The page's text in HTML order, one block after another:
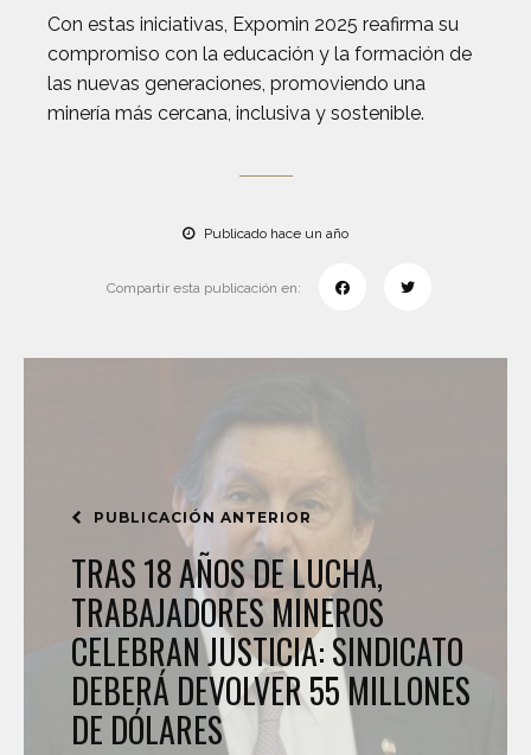
Con estas iniciativas, Expomin 2025 reafirma su
compromiso con la educación y la formación de
las nuevas generaciones, promoviendo una
minería más cercana, inclusiva y sostenible.
Publicado hace un año
Compartir esta publicación en:
PUBLICACIÓN ANTERIOR
TRAS 18 AÑOS DE LUCHA,
TRABAJADORES MINEROS
CELEBRAN JUSTICIA: SINDICATO
DEBERÁ DEVOLVER 55 MILLONES
DE DÓLARES